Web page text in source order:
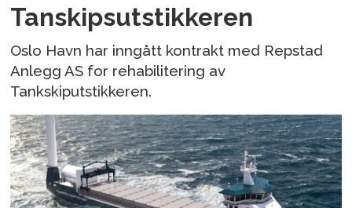
Tanskipsutstikkeren
Oslo Havn har inngått kontrakt med Repstad
Anlegg AS for rehabilitering av
Tankskiputstikkeren.